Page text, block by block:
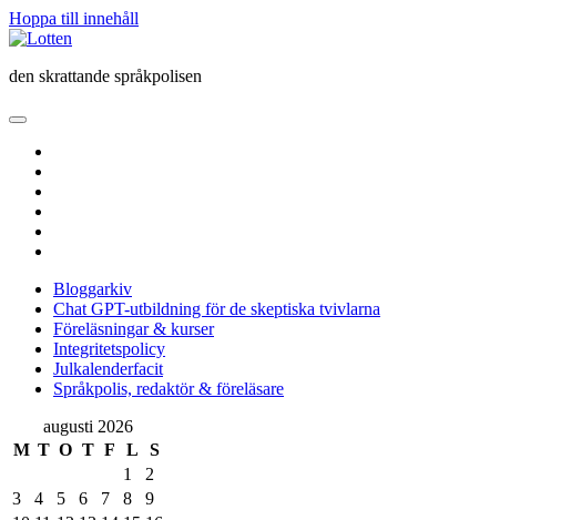
Hoppa till innehåll
Lotten
den skrattande språkpolisen
öppna
meny
Bloggarkiv
Chat GPT-utbildning för de skeptiska tvivlarna
Föreläsningar & kurser
Integritetspolicy
Julkalenderfacit
Språkpolis, redaktör & föreläsare
Sidopanel
augusti 2026
M T O T F L
S
1
2
3
4 5 6 7 8
9